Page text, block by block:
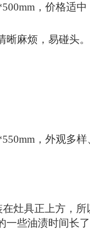
，价格适
麻烦，易碰头。
，外观多
在灶具正上方，所
一些油渍时间长